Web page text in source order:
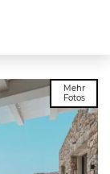
Mehr
Fotos